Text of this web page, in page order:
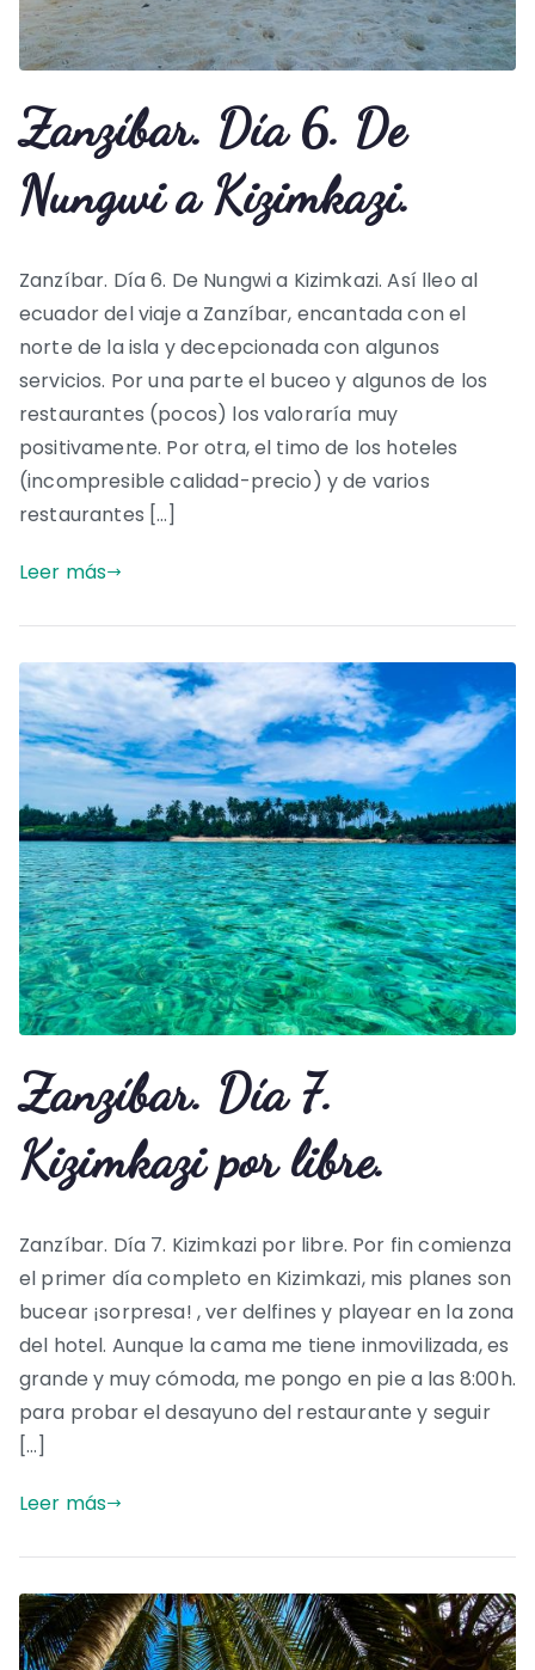
Zanzíbar. Día 6. De
Nungwi a Kizimkazi.
Zanzíbar. Día 6. De Nungwi a Kizimkazi. Así lleo al
ecuador del viaje a Zanzíbar, encantada con el
norte de la isla y decepcionada con algunos
servicios. Por una parte el buceo y algunos de los
restaurantes (pocos) los valoraría muy
positivamente. Por otra, el timo de los hoteles
(incompresible calidad-precio) y de varios
restaurantes […]
Leer más
Zanzíbar. Día 7.
Kizimkazi por libre.
Zanzíbar. Día 7. Kizimkazi por libre. Por fin comienza
el primer día completo en Kizimkazi, mis planes son
bucear ¡sorpresa! , ver delfines y playear en la zona
del hotel. Aunque la cama me tiene inmovilizada, es
grande y muy cómoda, me pongo en pie a las 8:00h.
para probar el desayuno del restaurante y seguir
[…]
Leer más